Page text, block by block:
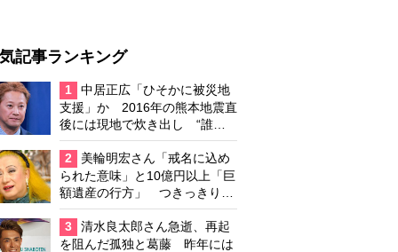
記事ランキング
1
中居正広「ひそかに被災地
支援」か 2016年の熊本地震直
後には現地で炊き出し “誰に
も知られなくて良い”と、むし
ろ強まる福祉活動への思い
2
美輪明宏さん「戒名に込め
られた意味」と10億円以上「巨
額遺産の行方」 つきっきりで
私生活をサポートしていた元俳
優が相続か
3
清水良太郎さん急逝、再起
を阻んだ孤独と葛藤 昨年には